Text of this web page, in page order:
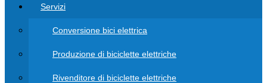
Servizi
Conversione bici elettrica
Produzione di biciclette elettriche
Rivenditore di biciclette elettriche